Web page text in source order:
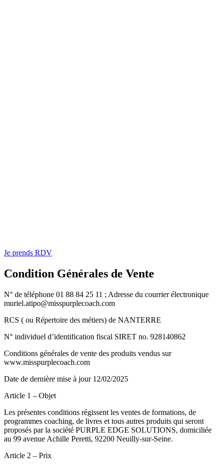
Je prends RDV
Condition Générales de Vente
N° de téléphone 01 88 84 25 11 ; Adresse du courrier électronique
muriel.atipo@misspurplecoach.com
RCS ( ou Répertoire des métiers) de NANTERRE
N° individuel d’identification fiscal SIRET no. 928140862
Conditions générales de vente des produits vendus sur
www.misspurplecoach.com
Date de dernière mise à jour 12/02/2025
Article 1 – Objet
Les présentes conditions régissent les ventes de formations, de
programmes coaching, de livres et tous autres produits qui seront
proposés par la société PURPLE EDGE SOLUTIONS, domiciliée
au 99 avenue Achille Peretti, 92200 Neuilly-sur-Seine.
Article 2 – Prix